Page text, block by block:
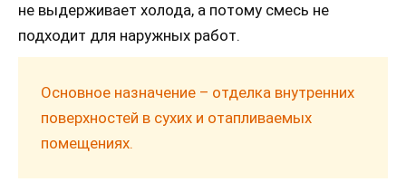
не выдерживает холода, а потому смесь не
подходит для наружных работ.
Основное назначение – отделка внутренних
поверхностей в сухих и отапливаемых
помещениях.